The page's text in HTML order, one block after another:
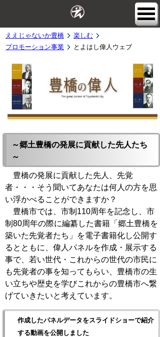
ええじゃないか豊橋
楽しむ
プロモーション事業
とよはし偉人ウェブ
～郷土豊橋の発展に貢献した先人たち
～
豊橋の発展に貢献した先人、先覚
者・・・そう聞いてあなたは何人の方を思
い浮かべることができますか？
豊橋市では、市制110周年を記念し、市
制80周年の際に編纂した書籍「郷土豊橋を
築いた先覚者たち」を電子書籍化し公開す
るとともに、偉人パネルを作成・展示する
事で、若い世代・これからの世代の市民に
も先覚者の事を知ってもらい、豊橋市の生
い立ちや歴史を学びこれからの豊橋市へ繋
げていきたいと考えています。
作成したパネルデータをスライドショーで紹介
する動画を公開しました